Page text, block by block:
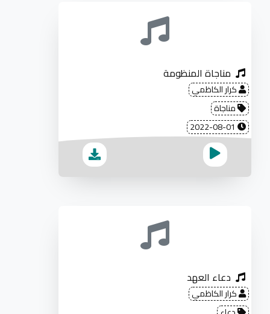
مناجاة المنظومة
كرار الكاظمي
مناجاة
دعاء العهد
كرار الكاظمي